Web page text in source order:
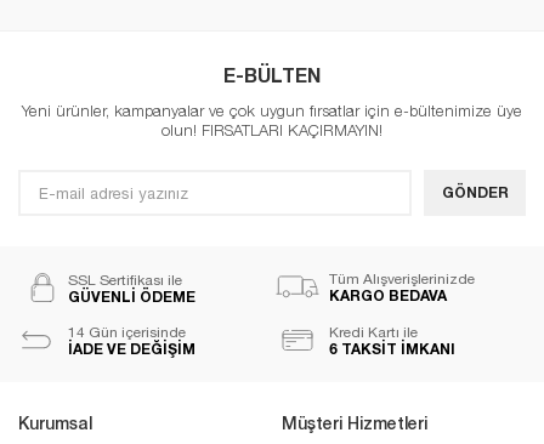
E-BÜLTEN
Yeni ürünler, kampanyalar ve çok uygun fırsatlar için e-bültenimize üye
olun! FIRSATLARI KAÇIRMAYIN!
GÖNDER
SSL Sertifikası ile
GÜVENLİ ÖDEME
Tüm Alışverişlerinizde
KARGO BEDAVA
14 Gün içerisinde
İADE VE DEĞİŞİM
Kredi Kartı ile
6 TAKSİT İMKANI
Kurumsal Müşteri Hizmetleri